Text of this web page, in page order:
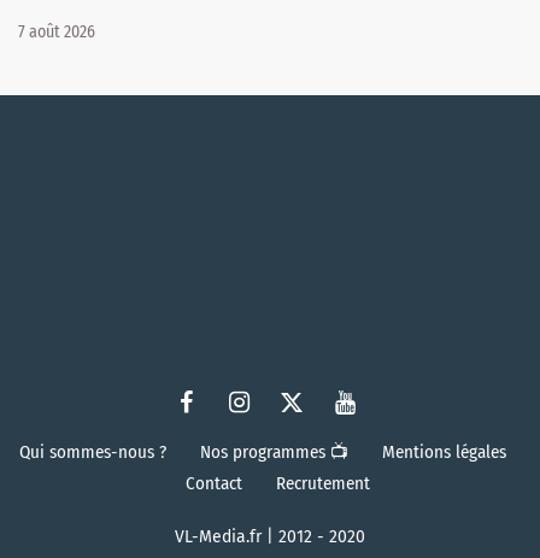
7 août 2026
Qui sommes-nous ? Nos programmes 📺
Mentions légales
Contact
Recrutement
VL-Media.fr | 2012 - 2020